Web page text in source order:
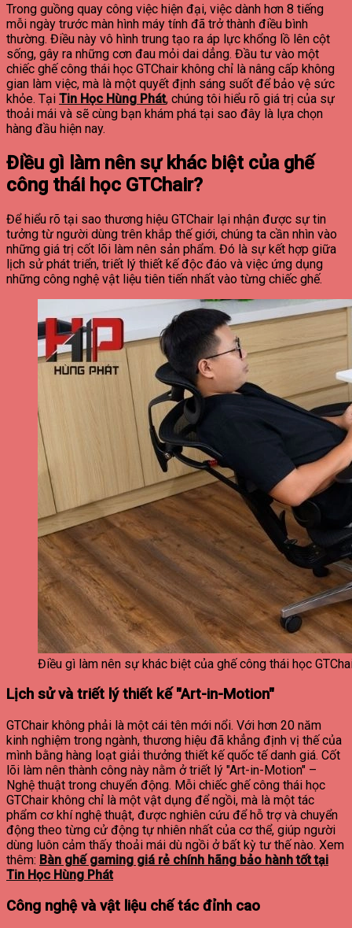
Trong guồng quay công việc hiện đại, việc dành hơn 8 tiếng
mỗi ngày trước màn hình máy tính đã trở thành điều bình
thường. Điều này vô hình trung tạo ra áp lực khổng lồ lên cột
sống, gây ra những cơn đau mỏi dai dẳng. Đầu tư vào một
chiếc ghế công thái học GTChair không chỉ là nâng cấp không
gian làm việc, mà là một quyết định sáng suốt để bảo vệ sức
khỏe. Tại Tin Học Hùng Phát, chúng tôi hiểu rõ giá trị của sự
thoải mái và sẽ cùng bạn khám phá tại sao đây là lựa chọn
hàng đầu hiện nay.
Điều gì làm nên sự khác biệt của ghế
công thái học GTChair?
Để hiểu rõ tại sao thương hiệu GTChair lại nhận được sự tin
tưởng từ người dùng trên khắp thế giới, chúng ta cần nhìn vào
những giá trị cốt lõi làm nên sản phẩm. Đó là sự kết hợp giữa
lịch sử phát triển, triết lý thiết kế độc đáo và việc ứng dụng
những công nghệ vật liệu tiên tiến nhất vào từng chiếc ghế.
Điều gì làm nên sự khác biệt của ghế công thái học
Lịch sử và triết lý thiết kế "Art-in-Motion"
GTChair không phải là một cái tên mới nổi. Với hơn 20 năm
kinh nghiệm trong ngành, thương hiệu đã khẳng định vị thế của
mình bằng hàng loạt giải thưởng thiết kế quốc tế danh giá. Cốt
lõi làm nên thành công này nằm ở triết lý "Art-in-Motion" –
Nghệ thuật trong chuyển động. Mỗi chiếc ghế công thái học
GTChair không chỉ là một vật dụng để ngồi, mà là một tác
phẩm cơ khí nghệ thuật, được nghiên cứu để hỗ trợ và chuyển
động theo từng cử động tự nhiên nhất của cơ thể, giúp người
dùng luôn cảm thấy thoải mái dù ngồi ở bất kỳ tư thế nào. Xem
thêm: Bàn ghế gaming giá rẻ chính hãng bảo hành tốt tại
Tin Học Hùng Phát
Công nghệ và vật liệu chế tác đỉnh cao